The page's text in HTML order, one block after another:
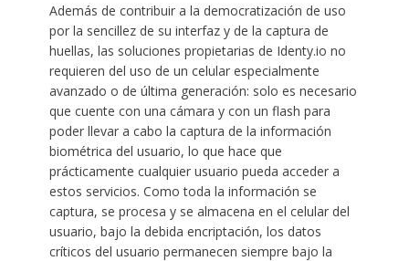
Además de contribuir a la democratización de uso
por la sencillez de su interfaz y de la captura de
huellas, las soluciones propietarias de Identy.io no
requieren del uso de un celular especialmente
avanzado o de última generación: solo es necesario
que cuente con una cámara y con un flash para
poder llevar a cabo la captura de la información
biométrica del usuario, lo que hace que
prácticamente cualquier usuario pueda acceder a
estos servicios. Como toda la información se
captura, se procesa y se almacena en el celular del
usuario, bajo la debida encriptación, los datos
críticos del usuario permanecen siempre bajo la